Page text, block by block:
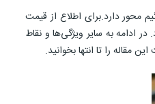
اقتصادی تری به نسبت سایر مدل‌های گیم محور دارد.برای اطلاع از قیمت
گیمینگ محسوب می‌شود. در ادامه به سایر ویژگی‌ها و نقاط